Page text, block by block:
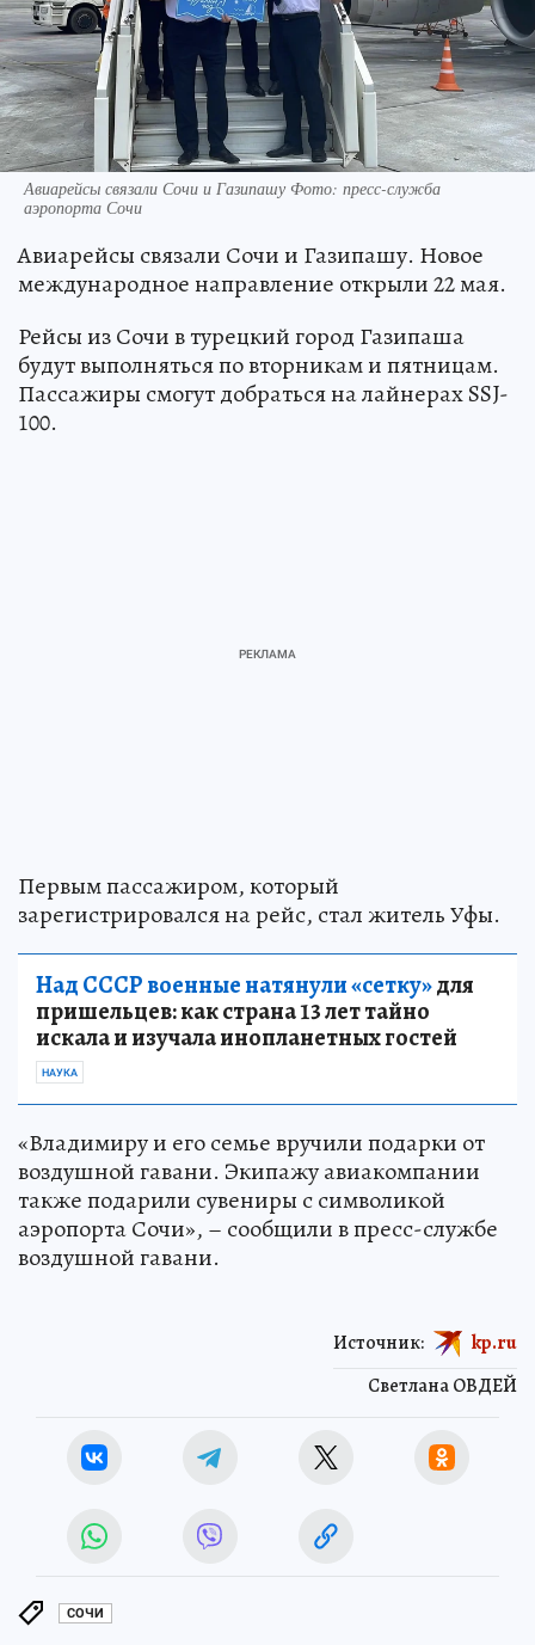
Авиарейсы связали Сочи и Газипашу Фото: пресс-служба
аэропорта Сочи
Авиарейсы связали Сочи и Газипашу. Новое
международное направление открыли 22 мая.
Рейсы из Сочи в турецкий город Газипаша
будут выполняться по вторникам и пятницам.
Пассажиры смогут добраться на лайнерах SSJ-
100.
Первым пассажиром, который
зарегистрировался на рейс, стал житель Уфы.
Над СССР военные натянули «сетку»для
пришельцев: как страна 13 лет тайно
искала и изучала инопланетных гостей
НАУКА
«Владимиру и его семье вручили подарки от
воздушной гавани. Экипажу авиакомпании
также подарили сувениры с символикой
аэропорта Сочи», – сообщили в пресс-службе
воздушной гавани.
Светлана ОВДЕЙ
Источник: kp.ru
СОЧИ